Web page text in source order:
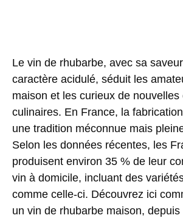
Le vin de rhubarbe, avec sa
caractère acidulé, séduit les
maison et les curieux de nouvelles
culinaires. En France, la
une tradition méconnue mais
Selon les données récentes, les
produisent environ 35 % de leur
vin à domicile, incluant des
comme celle-ci. Découvrez ici
un vin de rhubarbe maison,